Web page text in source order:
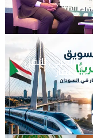
العربي للنقل
الإعمار